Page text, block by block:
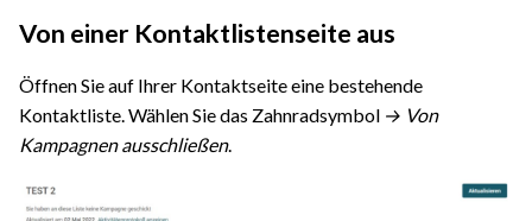
Von einer Kontaktlistenseite aus
Öffnen Sie auf Ihrer Kontaktseite eine bestehende
Kontaktliste. Wählen Sie das Zahnradsymbol → Von
Kampagnen ausschließen.